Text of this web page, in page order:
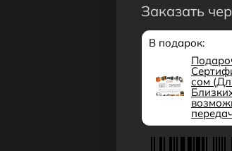
Заказать
В подарок:
сом